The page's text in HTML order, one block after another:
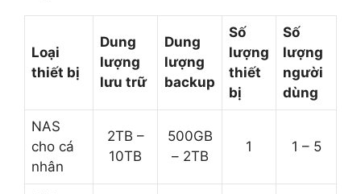
Loại
thiết bị
Dung
lượng
lưu trữ
Dung
lượng
backup
Số
lượng
thiết
bị
Số
lượng
người
dùng
NAS
cho cá
nhân
2TB –
10TB
500GB
– 2TB
1 1 – 5